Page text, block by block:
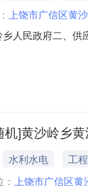
上饶市广信区黄
人民政府二、
]黄沙岭乡
水利水电
工程
上饶市广信区